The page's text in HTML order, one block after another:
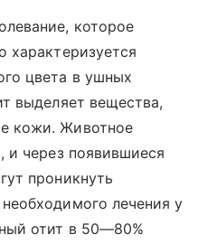
которое
характеризуется
цвета в ушных
выделяет вещества,
кожи. Животное
и через появившиеся
проникнуть
лечения у
отит в 50—80%